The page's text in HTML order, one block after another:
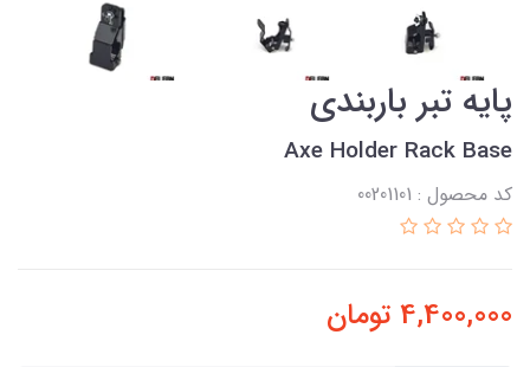
پایه تبر باربندی
Axe Holder Rack Base
کد محصول : 00201101
4,400,000 تومان